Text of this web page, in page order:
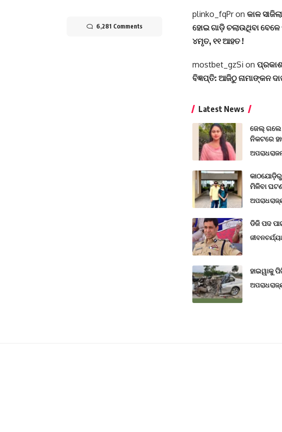
6,281 Comments
plinko_fqPron କାଳ
ହୋଇ ଗାଡ଼ି ଚଲାଉଥିବା
୪ମୃତ, ୧୧ ଆହତ !
mostbet_gzSi on ପ୍ରକାଶ
ବିଜ୍ଞପ୍ତି: ଆଜିଠୁ ନାମାଙ୍କନ
Latest News
ଜେଲ୍ ଗଲେ
ନିକଟରେ
ଅପରାଧ
ମିଳିବା
ଅପରାଧ
ଡିଜି ପଦ
ଜୀବନଚର୍ଯ୍ୟା
ହାଇୱାକୁ
ଅପରାଧ